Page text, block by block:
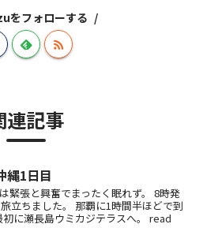
をフォローする
連記事
縄1日目
緊張と興奮でまったく眠れず。 8時発
立ちました。 那覇に1時間半ほどで到
に瀬長島ウミカジテラスへ。 read